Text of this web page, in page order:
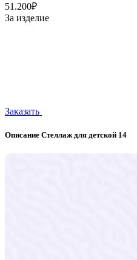
51.200₽
За изделие
Заказать
Описание Стеллаж для детской 14